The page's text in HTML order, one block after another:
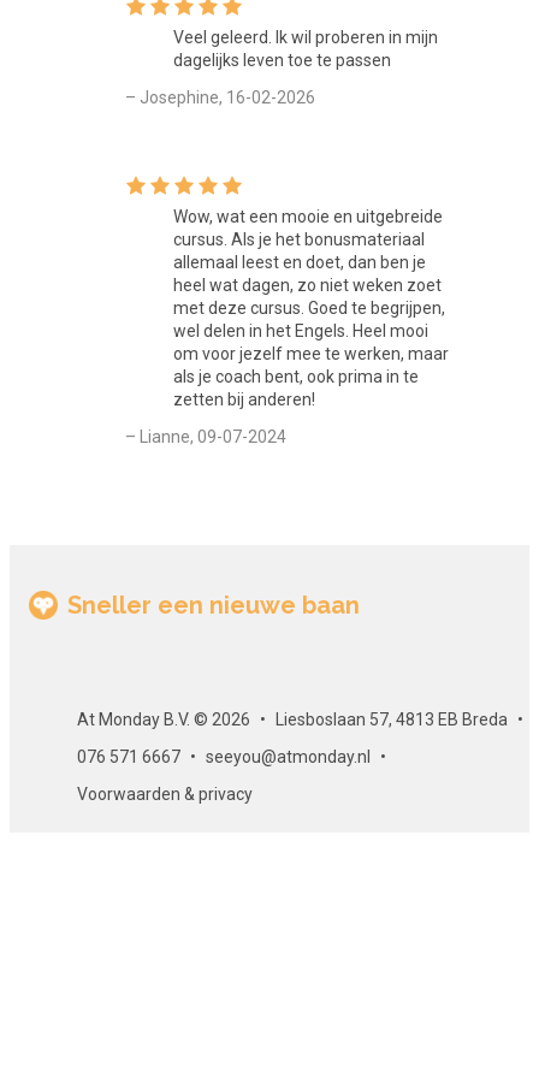
gewaarmerkt certificaat. Dit certificaat kun je uiteraard op
LinkedIn of op een ander loopbaanportal zoals At Monday
plaatsen. Zo ontwikkel je je en laat je het ook aan anderen
Veel geleerd. Ik wil proberen in mijn
dagelijks leven toe te passen
– Josephine, 16-02-2026
Wow, wat een mooie en uitgebreide
cursus. Als je het bonusmateriaal
allemaal leest en doet, dan ben je
heel wat dagen, zo niet weken zoet
met deze cursus. Goed te begrijpen,
wel delen in het Engels. Heel mooi
om voor jezelf mee te werken, maar
als je coach bent, ook prima in te
zetten bij anderen!
– Lianne, 09-07-2024
Sneller een nieuwe baan
At Monday B.V. © 2026
Liesboslaan 57, 4813 EB Breda
076 571 6667
seeyou@atmonday.nl
Voorwaarden & privacy